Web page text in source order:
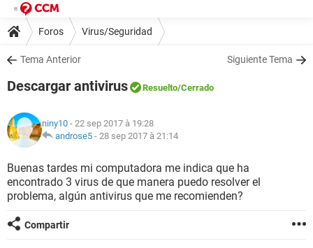
Foros Virus/Seguridad
Tema Anterior Siguiente Tema
Descargar antivirus Resuelto/Cerrado
niny10 - 22 sep 2017 à 19:28
androse5 - 28 sep 2017 à 21:14
Buenas tardes mi computadora me indica que ha
encontrado 3 virus de que manera puedo resolver el
problema, algún antivirus que me recomienden?
Compartir